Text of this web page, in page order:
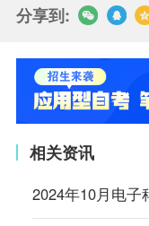
分享到:
相关资讯
2024年10月电